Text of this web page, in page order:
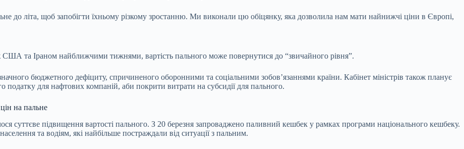
до літа, щоб запобігти їхньому різкому зростанню. Ми виконали цю обіцянку, яка дозволила нам мати найнижчі ціни в Європі,
США та Іраном найближчими тижнями, вартість пального може повернутися до “звичайного рівня”.
бюджетного дефіциту, спричиненого оборонними та соціальними зобов’язаннями країни. Кабінет міністрів також планує
податку для нафтових компаній, аби покрити витрати на субсидії для пального.
на пальне
суттєве підвищення вартості пального. З 20 березня запроваджено паливний кешбек у рамках програми національного кешбеку.
та водіям, які найбільше постраждали від ситуації з пальним.